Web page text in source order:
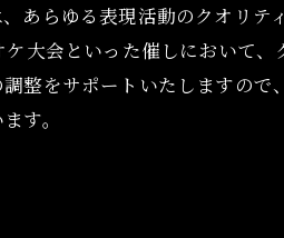
あらゆる表現活動のクオリ
大会といった催しにおいて
整をサポートいたしますの
す。